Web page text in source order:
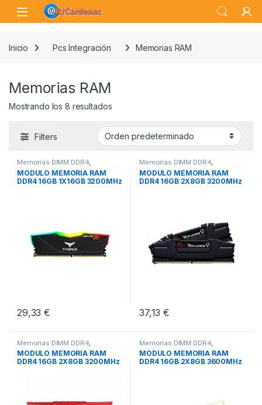
Skip to navigation
Skip to content
Open
Inicio Pcs Integración Memorias RAM
Memorias RAM
Mostrando los 8 resultados
Filters
Memorias DIMM DDR4,
Memorias RAM , Pcs Integración
MODULO MEMORIA RAM
DDR4 16GB 1X16GB 3200MHz
29,33€
Memorias DIMM DDR4,
Memorias RAM , Pcs Integración
MÓDULO MEMORIA RAM
DDR4 16GB 2X8GB 3200MHz
37,13€
Memorias DIMM DDR4
Memorias RAM , Pcs Integración
MÓDULO MEMORIA RAM
DDR4 16GB 2X8GB 3200MHz
Memorias DIMM DDR4
Memorias RAM , Pcs Integración
MÓDULO MEMORIA RAM
DDR4 16GB 2X8GB 3600MHz